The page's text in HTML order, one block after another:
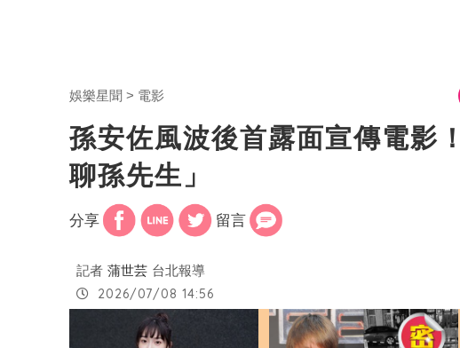
娛樂星聞 電影
孫安佐風波後首露面宣傳電影
聊孫先生」
分享 留言
記者 蒲世芸 台北報導
2026/07/08 14:56